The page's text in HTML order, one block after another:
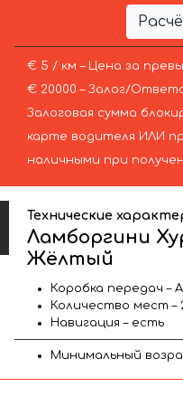
€ 5 / км – Цена за
€ 20000 – Залог/
Залоговая сумма
карте водителя ИЛИ
наличными при
Технические
Ламборгини
Жёлтый
Коробка передач –
Количество мест –
Навигация – есть
Минимальный